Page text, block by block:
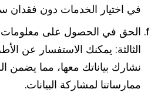
في اختيار الخدمات دون فقدان
الحق في الحصول على
الثالثة: يمكنك الاستفسار عن
نشارك بياناتك معها، مما يضمن
ممارساتنا لمشاركة البيانات.